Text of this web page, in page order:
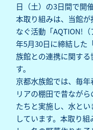
日（土）の3日間で開
本取り組みは、当館
なぐ活動「AQTION!
年5月30日に締結した
族館との連携に関す
す。
京都水族館では、毎
リアの棚田で昔なが
たちと実施し、水と
しています。本取り